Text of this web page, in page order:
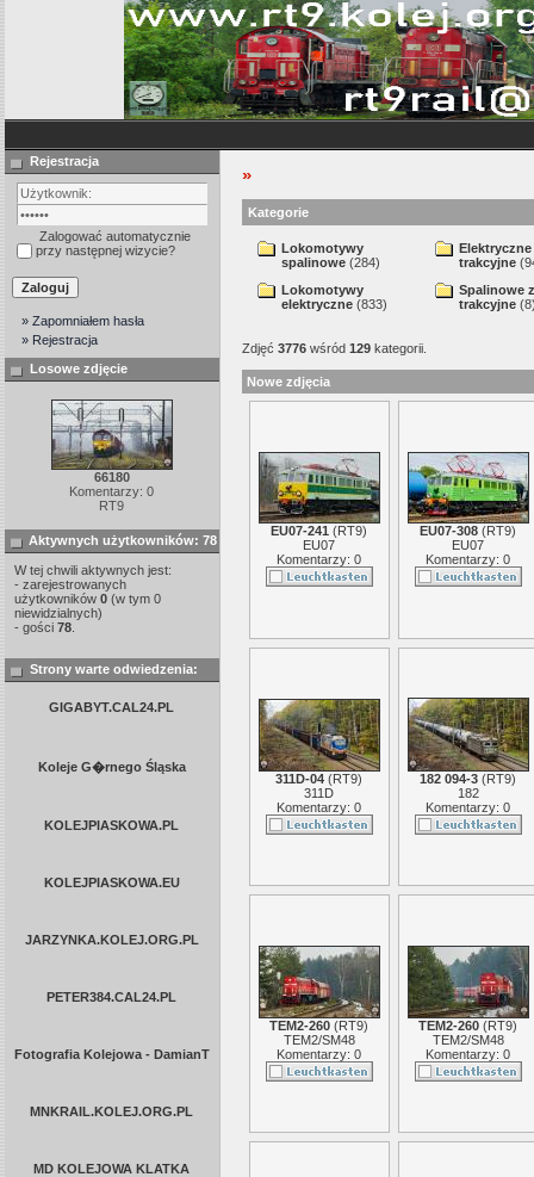
Rejestracja
Zalogować automatycznie
przy następnej wizycie?
» Zapomniałem hasła
» Rejestracja
Losowe zdjęcie
66180
Komentarzy: 0
RT9
Aktywnych użytkowników: 78
W tej chwili aktywnych jest:
- zarejestrowanych
użytkowników 0(w tym 0
niewidzialnych)
- gości 78.
Strony warte odwiedzenia:
GIGABYT.CAL24.PL
Koleje G�rnego Śląska
KOLEJPIASKOWA.PL
KOLEJPIASKOWA.EU
JARZYNKA.KOLEJ.ORG.PL
PETER384.CAL24.PL
Fotografia Kolejowa - DamianT
MNKRAIL.KOLEJ.ORG.PL
MD KOLEJOWA KLATKA
»
Kategorie
Lokomotywy
spalinowe(284)
Lokomotywy
elektryczne(833)
Elektryczne
trakcyjne
Spalinowe
trakcyjne
Zdjęć 3776wśród 129kategorii.
Nowe zdjęcia
EU07-241 (RT9)
EU07
Komentarzy: 0
EU07-308 (RT9)
EU07
Komentarzy: 0
311D-04 (RT9)
311D
Komentarzy: 0
182 094-3 (RT9)
182
Komentarzy: 0
TEM2-260 (RT9)
TEM2/SM48
Komentarzy: 0
TEM2-260 (RT9)
TEM2/SM48
Komentarzy: 0